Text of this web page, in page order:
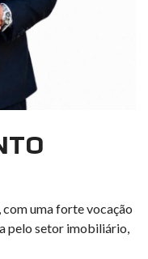
uma forte vocação
pelo setor imobiliário,